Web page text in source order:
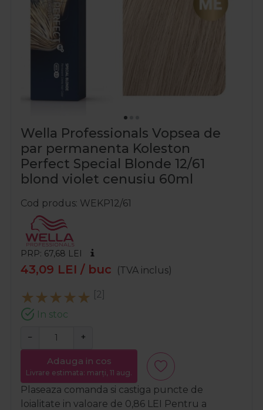
Wella Professionals Vopsea de
par permanenta Koleston
Perfect Special Blonde 12/61
blond violet cenusiu 60ml
Cod produs WEKP12/61
PRP: 67,68 LEI
43,09 LEI / buc (TVA inclus)
[2]
In stoc
− +
Adauga in cos
Livrare estimata: marți, 11 aug.
Plaseaza comanda si castiga puncte de
loialitate in valoare de 0,86 LEI Pentru a